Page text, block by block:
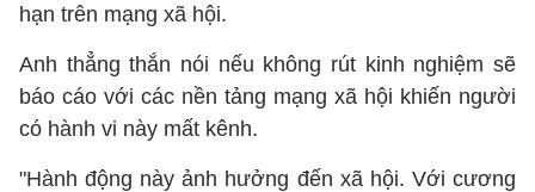
hạn trên mạng xã hội.
Anh thẳng thắn nói nếu không rút kinh nghiệm sẽ
báo cáo với các nền tảng mạng xã hội khiến người
có hành vi này mất kênh.
"Hành động này ảnh hưởng đến xã hội. Với cương